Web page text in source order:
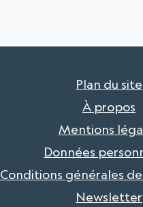
Plan du site
À propos
Mentions
Données
Conditions générales
Newsletter